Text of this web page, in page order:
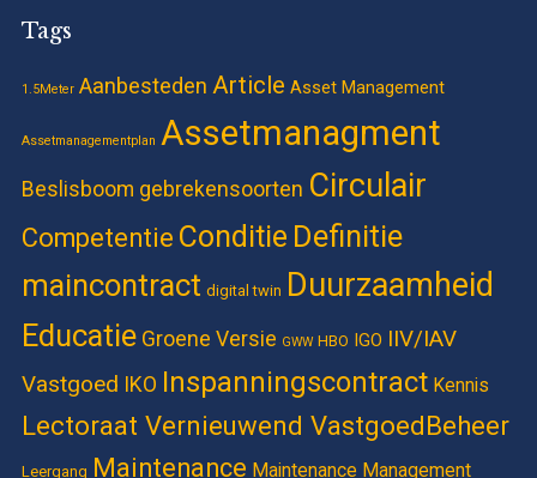
Tags
1.5Meter Aanbesteden Article Asset Management
Assetmanagementplan Assetmanagment
Beslisboom gebrekensoorten Circulair
Competentie Conditie Definitie
maincontract digital twin Duurzaamheid
Educatie Groene Versie GWW HBO IGO IIV/IAV
Vastgoed IKO Inspanningscontract Kennis
Lectoraat Vernieuwend VastgoedBeheer
Leergang Maintenance Maintenance Management